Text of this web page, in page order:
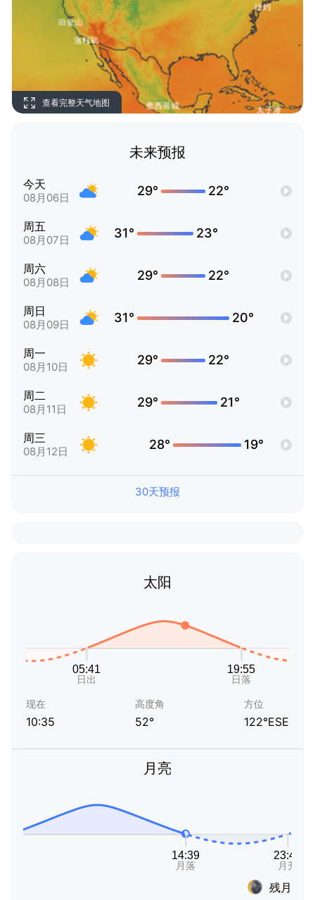
查看完整天气地图
未来预报
今天
08月06日 29° 22°
周五
08月07日 31° 23°
周六
08月08日 29° 22°
周日
08月09日 31° 20°
周一
08月10日 29° 22°
周二
08月11日 29° 21°
周三
08月12日 28° 19°
30天预报
太阳
现在
10:35
高度角
52°
方位
122°ESE
月亮
残月